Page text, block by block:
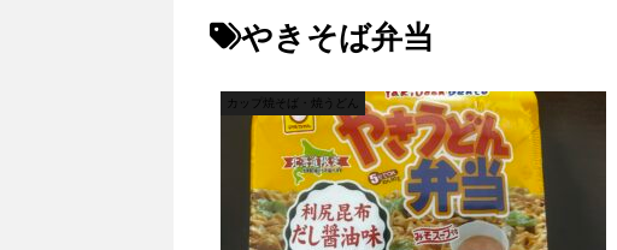
やきそば弁当
カップ焼そば・焼うどん